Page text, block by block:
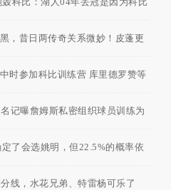
，昔日两传奇关系微妙！皮蓬更
乔丹！
时参加科比训练营 库里德罗赞等
记曝詹姆斯私密组织球员训练为
了会选姚明，但22.5%的概率依
！
线，水花兄弟、特雷杨可乐了